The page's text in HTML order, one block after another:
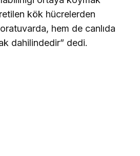
kök hücrelerden
hem de canlıda
dahilindedir” dedi.